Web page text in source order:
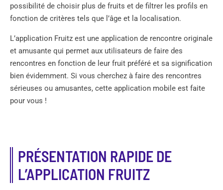
possibilité de choisir plus de fruits et de filtrer les profils en
fonction de critères tels que l’âge et la localisation.
L’application Fruitz est une application de rencontre originale
et amusante qui permet aux utilisateurs de faire des
rencontres en fonction de leur fruit préféré et sa signification
bien évidemment. Si vous cherchez à faire des rencontres
sérieuses ou amusantes, cette application mobile est faite
pour vous !
PRÉSENTATION RAPIDE DE
L’APPLICATION FRUITZ